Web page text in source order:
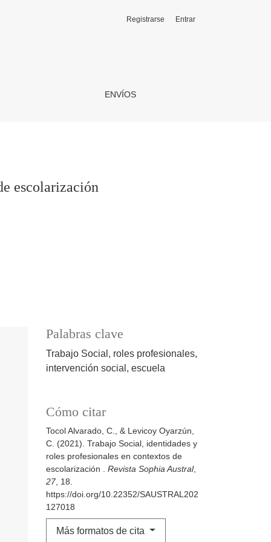
ENVÍOS
Registrarse Entrar
escolarización
Palabras clave
Trabajo Social, roles profesionales,
intervención social, escuela
Cómo citar
Tocol Alvarado, C., & Levicoy Oyarzún,
C. (2021). Trabajo Social, identidades y
roles profesionales en contextos de
escolarización . Revista Sophia Austral,
27, 18.
https://doi.org/10.22352/SAUSTRAL202
127018
Más formatos de cita